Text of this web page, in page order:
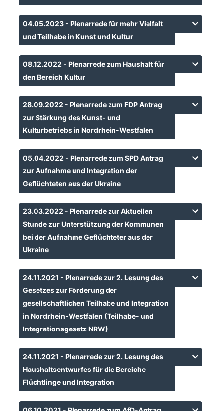
04.05.2023 - Plenarrede für mehr Vielfalt
und Teilhabe in Kunst und Kultur
08.12.2022 - Plenarrede zum Haushalt für
den Bereich Kultur
28.09.2022 - Plenarrede zum FDP Antrag
zur Stärkung des Kunst- und
Kulturbetriebs in Nordrhein-Westfalen
05.04.2022 - Plenarrede zum SPD Antrag
zur Aufnahme und Integration der
Geflüchteten aus der Ukraine
23.03.2022 - Plenarrede zur Aktuellen
Stunde zur Unterstützung der Kommunen
bei der Aufnahme Geflüchteter aus der
Ukraine
24.11.2021 - Plenarrede zur 2. Lesung des
Gesetzes zur Förderung der
gesellschaftlichen Teilhabe und Integration
in Nordrhein-Westfalen (Teilhabe- und
Integrationsgesetz NRW)
24.11.2021 - Plenarrede zur 2. Lesung des
Haushaltsentwurfes für die Bereiche
Flüchtlinge und Integration